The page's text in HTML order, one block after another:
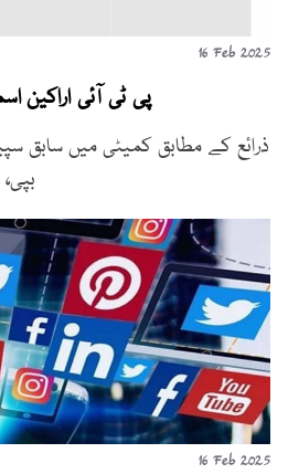
16 Feb 2025
پی ٹی آئی اراکین
ذرائع کے مطابق کمیٹی میں سابق
16 Feb 2025